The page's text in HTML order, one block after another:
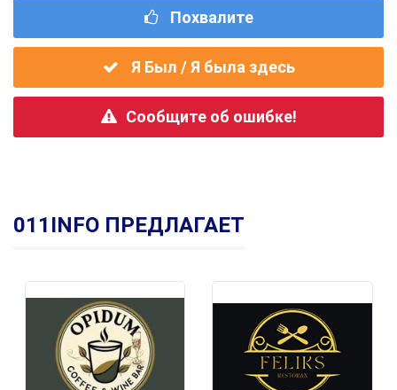
Похвалите
Я Был / Я была здесь
Сообщите об ошибке!
011INFO ПРЕДЛАГАЕТ